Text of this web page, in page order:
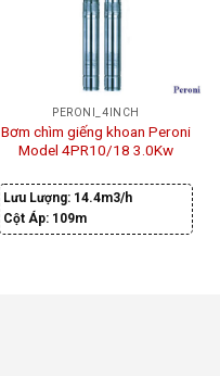
PERONI_4INCH
Bơm chìm giếng khoan Peroni
Model 4PR10/18 3.0Kw
Lưu Lượng: 14.4m3/h
Cột Áp: 109m